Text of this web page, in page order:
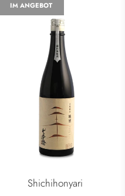
Shichihonyari
IM ANGEBOT